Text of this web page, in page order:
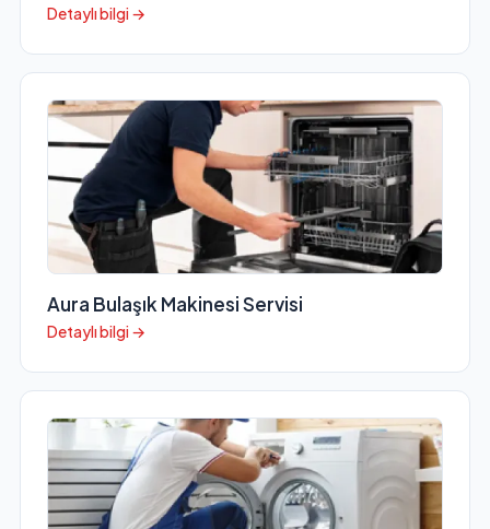
Detaylı bilgi →
Aura Bulaşık Makinesi Servisi
Detaylı bilgi →